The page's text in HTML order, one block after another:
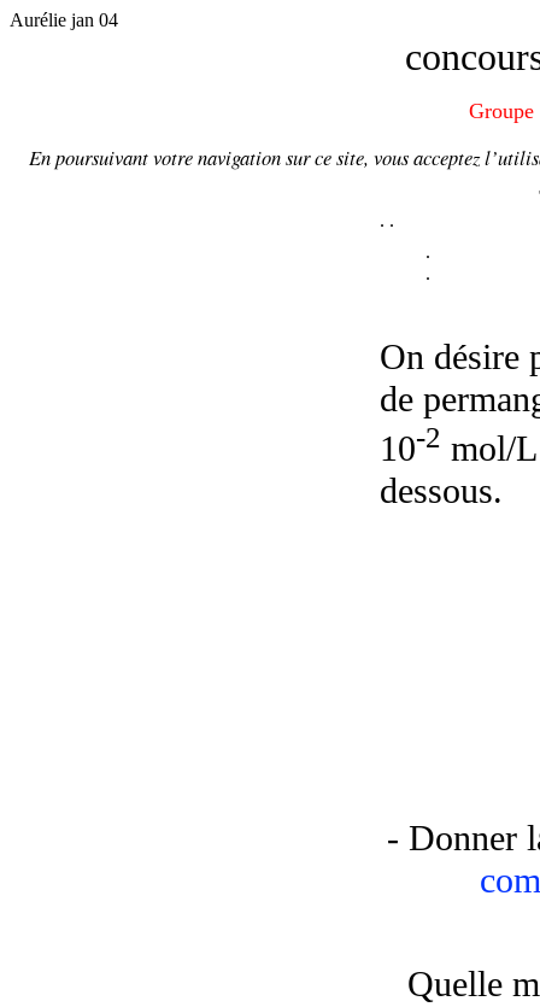
Aurélie jan 04
En poursuivant votre navigation sur ce site, vous acceptez
. .
.
.
On désire
de
10-2 mol/
dessous.
- Donner
Quelle